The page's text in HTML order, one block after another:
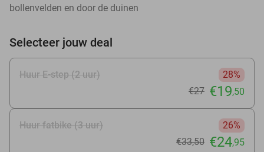
bollenvelden en door de duinen
Selecteer jouw deal
Huur E-step (2 uur)
28%
€27 €19,50
Huur fatbike (3 uur)
26%
€33,50 €24,95